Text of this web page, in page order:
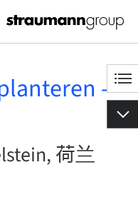
-
荷兰